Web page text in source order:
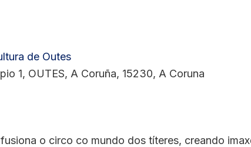
de Outes
1, OUTES, A Coruña, 15230, A Coruna
o circo co mundo dos títeres, creando